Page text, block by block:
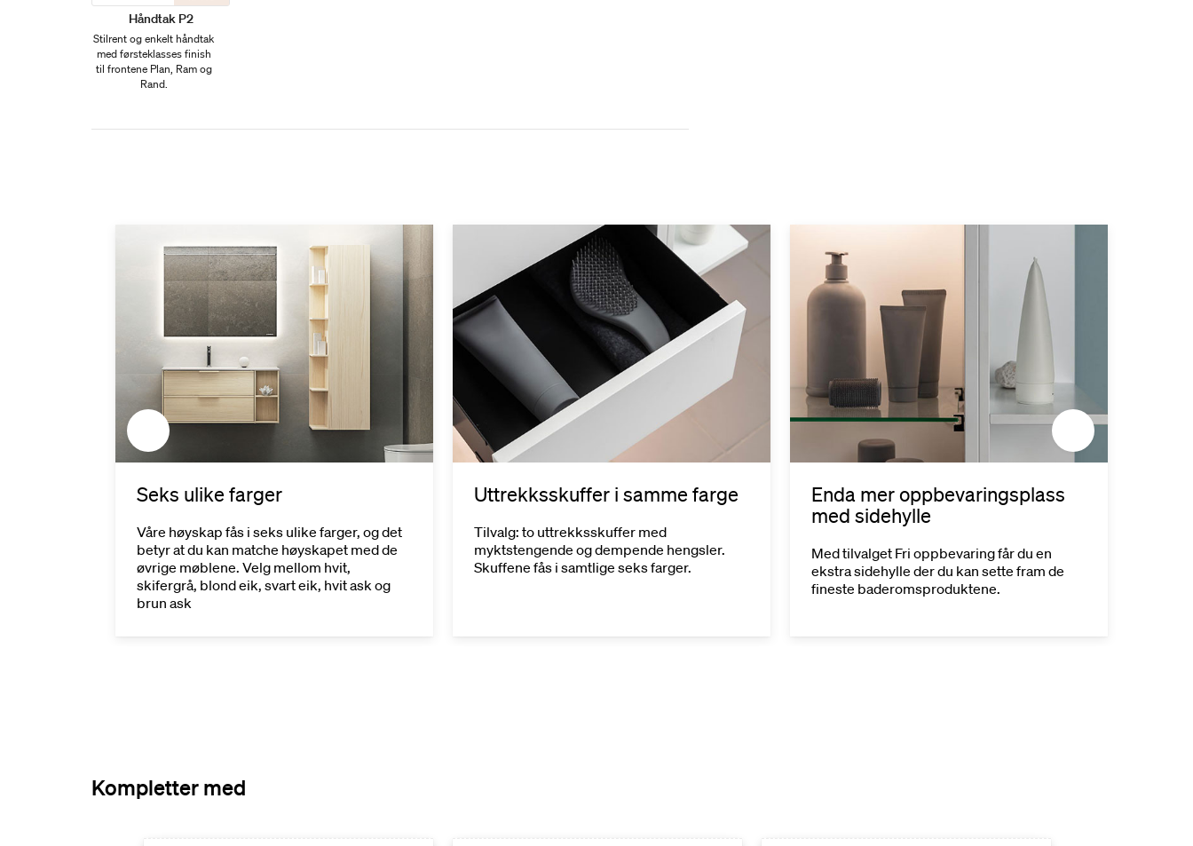
Håndtak P2
Stilrent og enkelt håndtak
med førsteklasses finish
til frontene Plan, Ram og
Rand.
Seks ulike farger
Våre høyskap fås i seks ulike farger, og det
betyr at du kan matche høyskapet med de
øvrige møblene. Velg mellom hvit,
skifergrå, blond eik, svart eik, hvit ask og
brun ask
Uttrekksskuffer i samme farge
Tilvalg: to uttrekksskuffer med
myktstengende og dempende hengsler.
Skuffene fås i samtlige seks farger.
Enda mer oppbevaringsplass
med sidehylle
Med tilvalget Fri oppbevaring får du en
ekstra sidehylle der du kan sette fram de
fineste baderomsproduktene.
Kompletter med